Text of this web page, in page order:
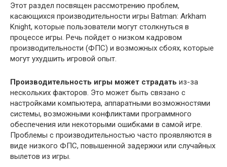
Этот раздел посвящен рассмотрению проблем,
касающихся производительности игры Batman: Arkham
Knight, которые пользователи могут столкнуться в
процессе игры. Речь пойдет о низком кадровом
производительности (ФПС) и возможных сбоях, которые
могут ухудшить игровой опыт.
Производительность игры может страдать из-за
нескольких факторов. Это может быть связано с
настройками компьютера, аппаратными возможностями
системы, возможными конфликтами программного
обеспечения или некоторыми ошибками в самой игре.
Проблемы с производительностью часто проявляются в
виде низкого ФПС, повышенной задержки или случайных
вылетов из игры.